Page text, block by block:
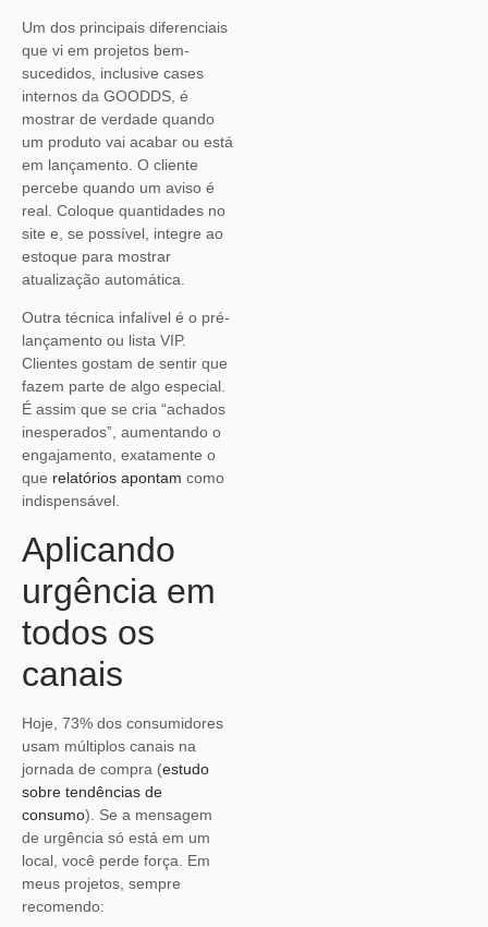
Um dos principais diferenciais
que vi em projetos bem-
sucedidos, inclusive cases
internos da GOODDS, é
mostrar de verdade quando
um produto vai acabar ou está
em lançamento. O cliente
percebe quando um aviso é
real. Coloque quantidades no
site e, se possível, integre ao
estoque para mostrar
atualização automática.
Outra técnica infalível é o pré-
lançamento ou lista VIP.
Clientes gostam de sentir que
fazem parte de algo especial.
É assim que se cria “achados
inesperados”, aumentando o
engajamento, exatamente o
que relatórios apontam como
indispensável.
Aplicando
urgência em
todos os
canais
Hoje, 73% dos consumidores
usam múltiplos canais na
jornada de compra (estudo
sobre tendências de
consumo). Se a mensagem
de urgência só está em um
local, você perde força. Em
meus projetos, sempre
recomendo: